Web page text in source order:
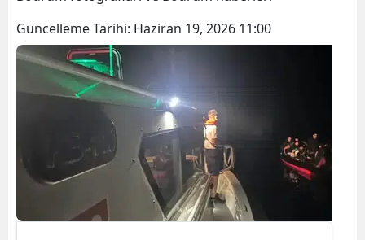
Güncelleme Tarihi: Haziran 19, 2026 11:00